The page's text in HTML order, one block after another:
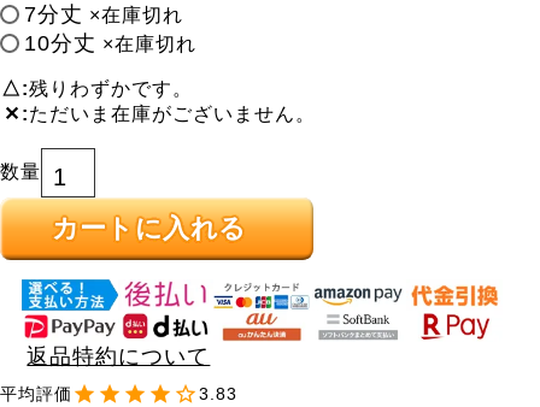
7分丈 ×在庫切れ
10分丈 ×在庫切れ
△ 残りわずかです。
✕ ただいま在庫がございません。
カートに入れる
返品特約について
3.83